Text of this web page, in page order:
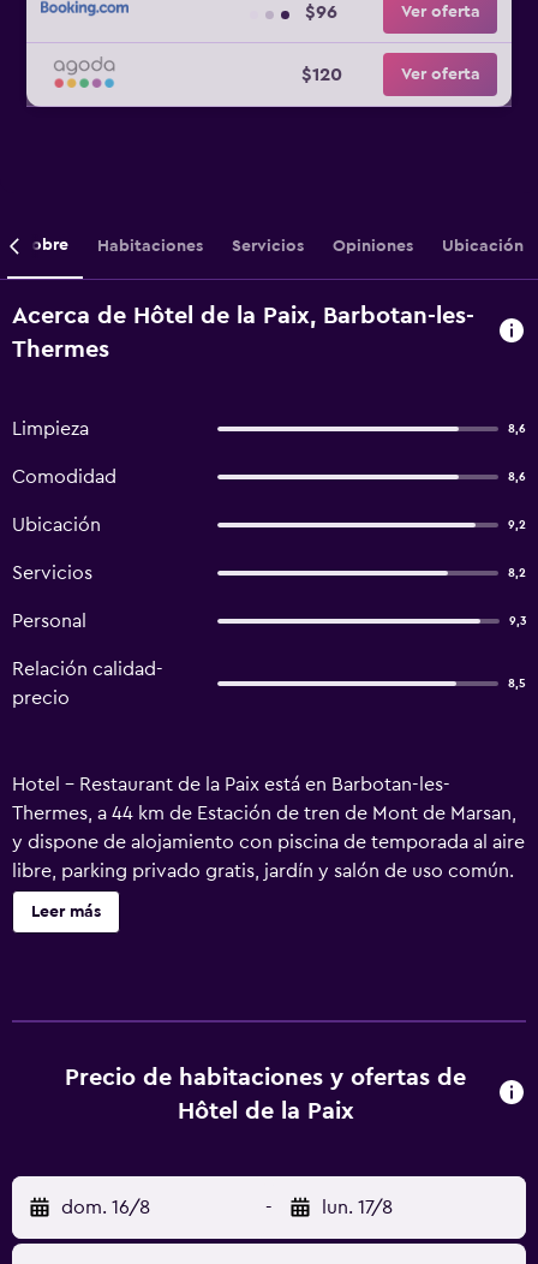
$96 Ver oferta
$120 Ver oferta
Sobre Habitaciones Servicios Opiniones Ubicación
Acerca de Hôtel de la Paix, Barbotan-les-
Thermes
Limpieza 8,6
Comodidad 8,6
Ubicación 9,2
Servicios 8,2
Personal 9,3
Relación calidad-
precio
8,5
Hotel - Restaurant de la Paix está en Barbotan-les-
Thermes, a 44 km de Estación de tren de Mont de Marsan,
y dispone de alojamiento con piscina de temporada al aire
libre, parking privado gratis, jardín y salón de uso común.
Este hotel de 3 estrellas tiene wifi gratis, terraza y
restaurante. Hay bar. En el hotel, cada habitación dispone
aeropuerto (Aeropuerto de Pau Pyrénées) está a 89 km.
Leer más
Precio de habitaciones y ofertas de
Hôtel de la Paix
dom. 16/8 - lun. 17/8